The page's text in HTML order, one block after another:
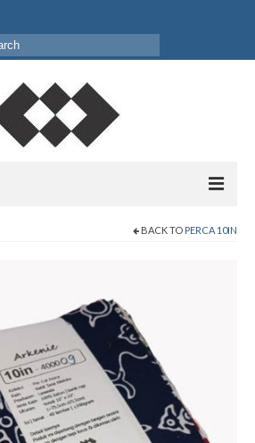
BACK TO PERCA 10IN